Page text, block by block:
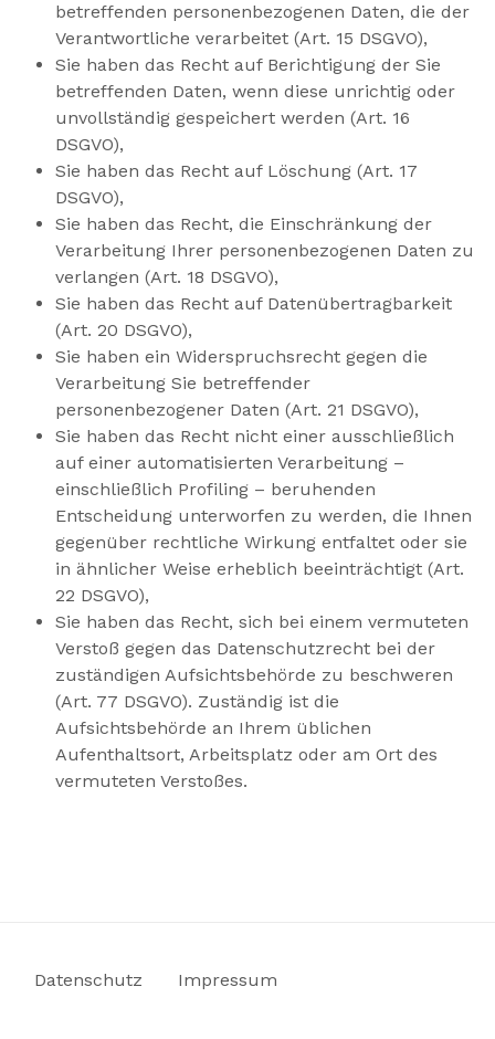
betreffenden personenbezogenen Daten, die der
Verantwortliche verarbeitet (Art. 15 DSGVO),
Sie haben das Recht auf Berichtigung der Sie
betreffenden Daten, wenn diese unrichtig oder
unvollständig gespeichert werden (Art. 16
DSGVO),
Sie haben das Recht auf Löschung (Art. 17
DSGVO),
Sie haben das Recht, die Einschränkung der
Verarbeitung Ihrer personenbezogenen Daten zu
verlangen (Art. 18 DSGVO),
Sie haben das Recht auf Datenübertragbarkeit
(Art. 20 DSGVO),
Sie haben ein Widerspruchsrecht gegen die
Verarbeitung Sie betreffender
personenbezogener Daten (Art. 21 DSGVO),
Sie haben das Recht nicht einer ausschließlich
auf einer automatisierten Verarbeitung –
einschließlich Profiling – beruhenden
Entscheidung unterworfen zu werden, die Ihnen
gegenüber rechtliche Wirkung entfaltet oder sie
in ähnlicher Weise erheblich beeinträchtigt (Art.
22 DSGVO),
Sie haben das Recht, sich bei einem vermuteten
Verstoß gegen das Datenschutzrecht bei der
zuständigen Aufsichtsbehörde zu beschweren
(Art. 77 DSGVO). Zuständig ist die
Aufsichtsbehörde an Ihrem üblichen
Aufenthaltsort, Arbeitsplatz oder am Ort des
vermuteten Verstoßes.
Datenschutz Impressum